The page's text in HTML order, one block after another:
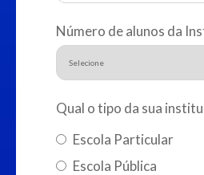
Número de alunos da
Qual o tipo da sua
Escola Particular
Escola Pública